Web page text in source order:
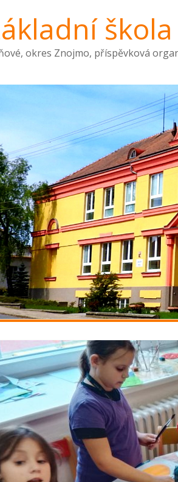
okres Znojmo, příspěvková